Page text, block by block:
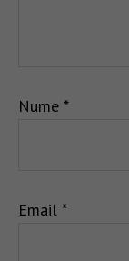
Nume *
Email *